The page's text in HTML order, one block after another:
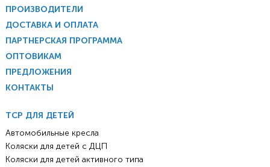
ПРОИЗВОДИТЕЛИ
ДОСТАВКА И ОПЛАТА
ПАРТНЕРСКАЯ ПРОГРАММА
ОПТОВИКАМ
ПРЕДЛОЖЕНИЯ
КОНТАКТЫ
ТСР ДЛЯ ДЕТЕЙ
Автомобильные кресла
Коляски для детей с ДЦП
Коляски для детей активного типа